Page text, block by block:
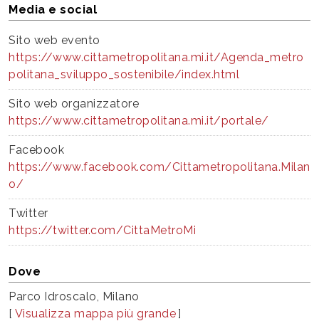
Media e social
Sito web evento
https://www.cittametropolitana.mi.it/Agenda_metro
politana_sviluppo_sostenibile/index.html
Sito web organizzatore
https://www.cittametropolitana.mi.it/portale/
Facebook
https://www.facebook.com/Cittametropolitana.Milan
o/
Twitter
https://twitter.com/CittaMetroMi
Dove
Parco Idroscalo, Milano
[ Visualizza mappa più grande ]